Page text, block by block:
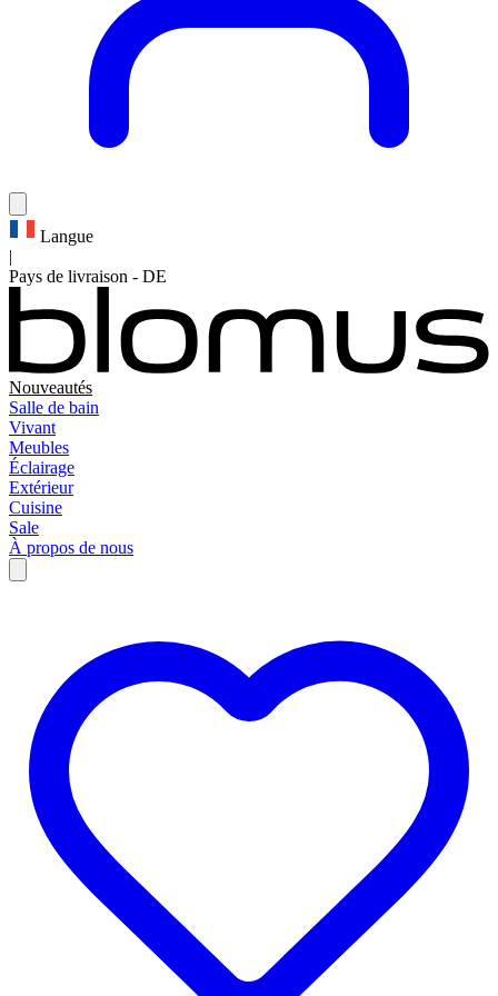
Langue
|
Pays de livraison - DE
Nouveautés
Salle de bain
Vivant
Meubles
Éclairage
Extérieur
Cuisine
Sale
À propos de nous